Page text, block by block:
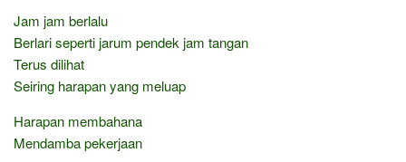
Jam jam berlalu
Berlari seperti jarum pendek jam tangan
Terus dilihat
Seiring harapan yang meluap
Harapan membahana
Mendamba pekerjaan